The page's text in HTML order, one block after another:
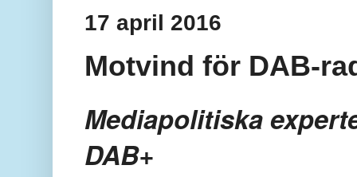
17 april 2016
Motvind för DAB-
Mediapolitiska
DAB+